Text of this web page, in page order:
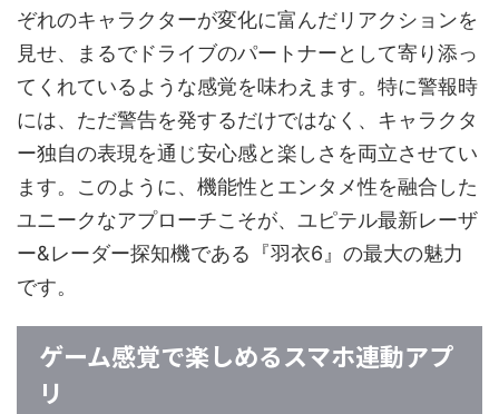
ぞれのキャラクターが変化に富んだリアクションを
見せ、まるでドライブのパートナーとして寄り添っ
てくれているような感覚を味わえます。特に警報時
には、ただ警告を発するだけではなく、キャラクタ
ー独自の表現を通じ安心感と楽しさを両立させてい
ます。このように、機能性とエンタメ性を融合した
ユニークなアプローチこそが、ユピテル最新レーザ
ー&レーダー探知機である『羽衣6』の最大の魅力
です。
ゲーム感覚で楽しめるスマホ連動アプ
リ